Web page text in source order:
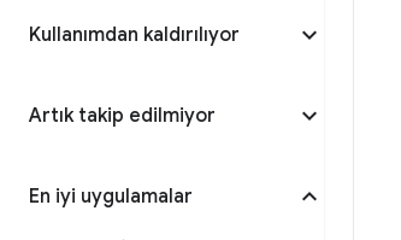
Kullanımdan kaldırılıyor
Artık takip edilmiyor
En iyi uygulamalar